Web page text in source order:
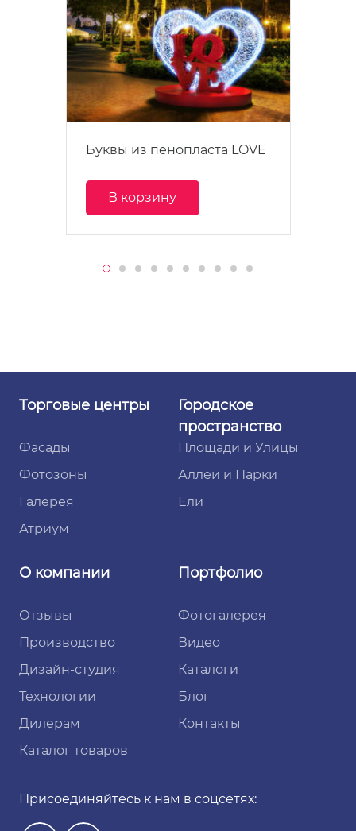
Буквы из пенопласта LOVE
В корзину
Торговые центры
Фасады
Фотозоны
Галерея
Атриум
Городское
пространство
Площади и Улицы
Аллеи и Парки
Ели
О компании
Отзывы
Производство
Дизайн-студия
Технологии
Дилерам
Каталог товаров
Портфолио
Фотогалерея
Видео
Каталоги
Блог
Контакты
Присоединяйтесь к нам в соцсетях: